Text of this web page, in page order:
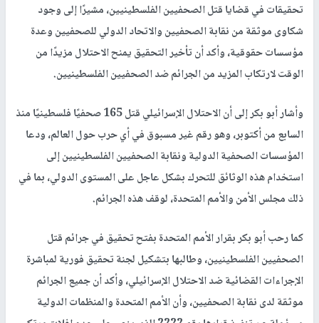
تحقيقات في قضايا قتل الصحفيين الفلسطينيين، مشيرًا إلى وجود
شكاوى موثقة من نقابة الصحفيين والاتحاد الدولي للصحفيين وعدة
مؤسسات حقوقية، وأكد أن تأخير التحقيق يمنح الاحتلال مزيدًا من
الوقت لارتكاب المزيد من الجرائم ضد الصحفيين الفلسطينيين.
وأشار أبو بكر إلى أن الاحتلال الإسرائيلي قتل 165 صحفيًا فلسطينيًا منذ
السابع من أكتوبر، وهو رقم غير مسبوق في أي حرب حول العالم، ودعا
المؤسسات الصحفية الدولية ونقابة الصحفيين الفلسطينيين إلى
استخدام هذه الوثائق للتحرك بشكل عاجل على المستوى الدولي، بما في
ذلك مجلس الأمن والأمم المتحدة، لوقف هذه الجرائم.
كما رحب أبو بكر بقرار الأمم المتحدة بفتح تحقيق في جرائم قتل
الصحفيين الفلسطينيين، وطالبها بتشكيل لجنة تحقيق فورية لمباشرة
الإجراءات القضائية ضد الاحتلال الإسرائيلي، وأكد أن جميع الجرائم
موثقة لدى نقابة الصحفيين، وأن الأمم المتحدة والمنظمات الدولية